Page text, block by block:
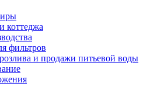
коттеджа
фильтров
и продажи питьевой воды